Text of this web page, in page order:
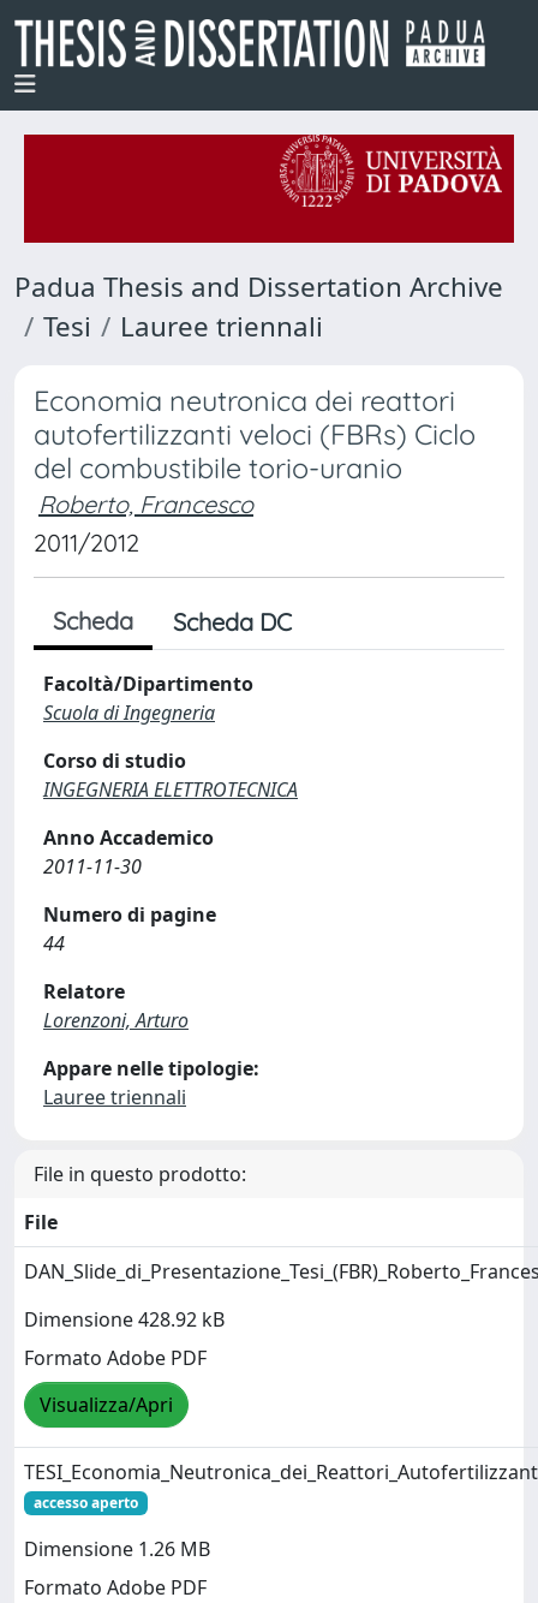
Padua Thesis and Dissertation Archive
Tesi
Lauree triennali
Economia neutronica dei reattori
autofertilizzanti veloci (FBRs) Ciclo
del combustibile torio-uranio
Roberto, Francesco
2011/2012
Scheda Scheda DC
Facoltà/Dipartimento
Scuola di Ingegneria
Corso di studio
INGEGNERIA ELETTROTECNICA
Anno Accademico
2011-11-30
Numero di pagine
44
Relatore
Lorenzoni, Arturo
Appare nelle tipologie:
Lauree triennali
File in questo prodotto:
File
Dimensione 428.92 kB
Formato Adobe PDF
Visualizza/Apri
accesso aperto
Dimensione 1.26 MB
Formato Adobe PDF